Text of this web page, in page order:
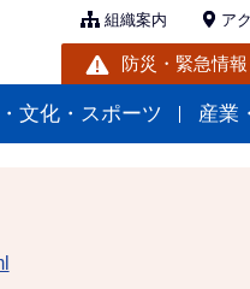
組織案内 ア
防災・緊急情報
文化・スポーツ 産業